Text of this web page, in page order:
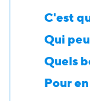
C'est
Qui
Quels
Pour